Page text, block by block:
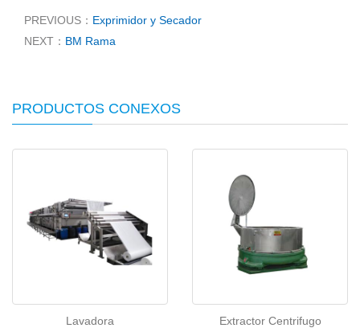
PREVIOUS： Exprimidor y Secador
NEXT： BM Rama
PRODUCTOS CONEXOS
Lavadora Extractor Centrifugo